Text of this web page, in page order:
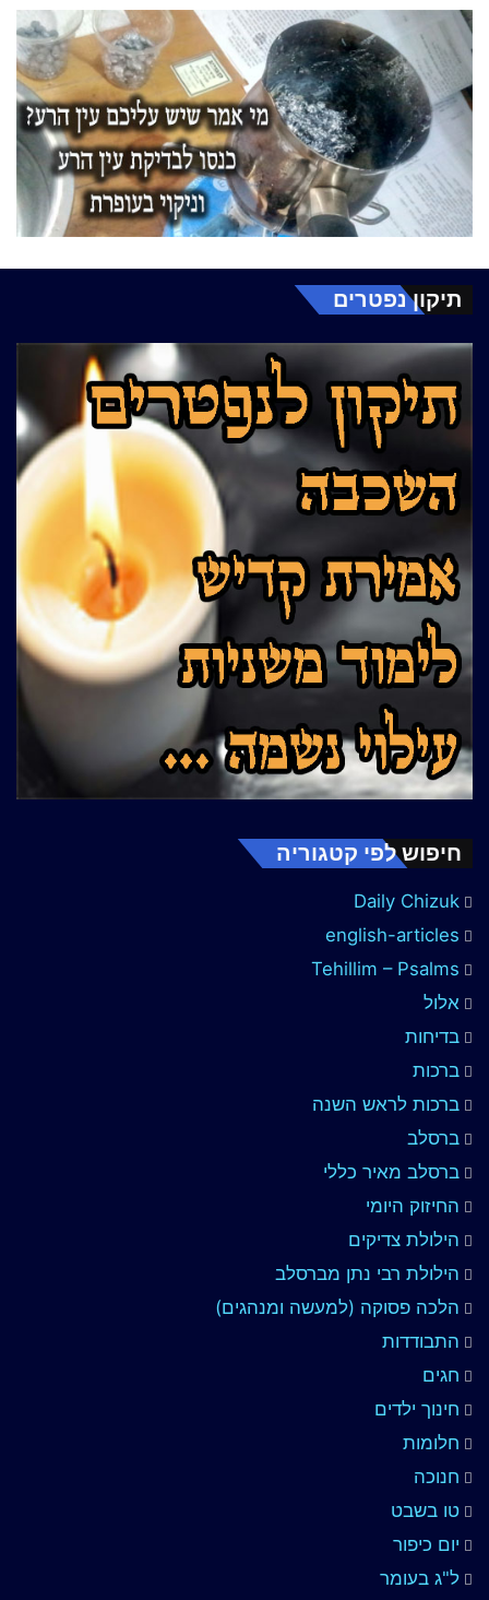
תיקון נפטרים
חיפוש לפי קטגוריה
Daily Chizuk
english-articles
Tehillim – Psalms
אלול
בדיחות
ברכות
ברכות לראש השנה
ברסלב
ברסלב מאיר כללי
החיזוק היומי
הילולת צדיקים
הילולת רבי נתן מברסלב
הלכה פסוקה (למעשה ומנהגים)
התבודדות
חגים
חינוך ילדים
חלומות
חנוכה
טו בשבט
יום כיפור
ל"ג בעומר